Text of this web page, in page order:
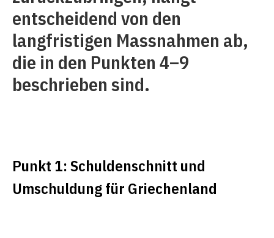
entscheidend von den
langfristigen Massnahmen ab,
die in den Punkten 4–9
beschrieben sind.
Punkt 1: Schuldenschnitt und
Umschuldung für Griechenland